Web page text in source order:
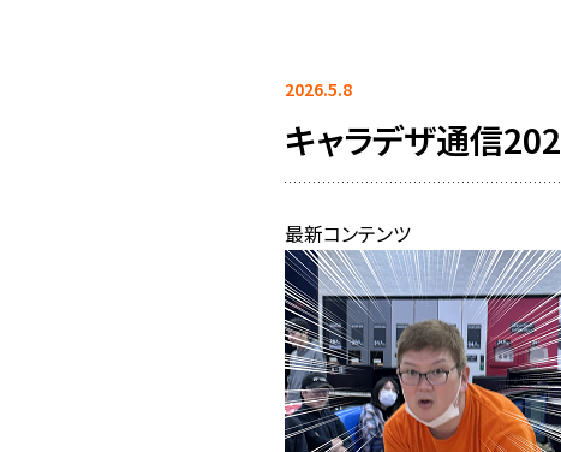
2026.5.8
キャラデザ通信
最新コンテンツ